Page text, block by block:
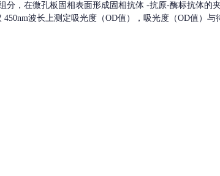
分，在微孔板固相表面形成固相抗体 -抗原-酶标抗体的
波长上测定吸光度（OD值），吸光度（OD值）与